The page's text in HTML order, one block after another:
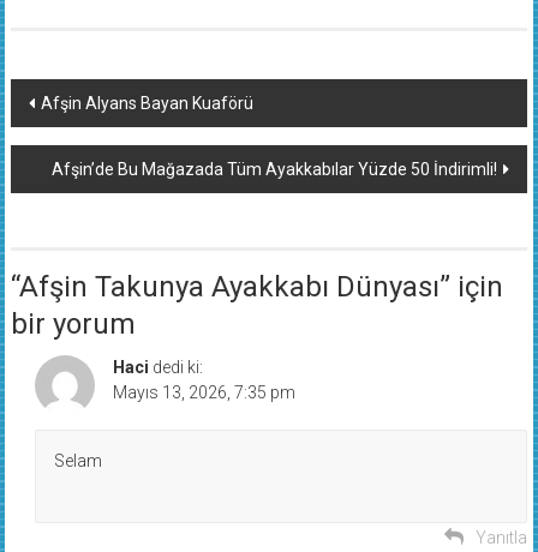
Yazı
dolaşımı
Afşin Alyans Bayan Kuaförü
Afşin’de Bu Mağazada Tüm Ayakkabılar Yüzde 50 İndirimli!
“Afşin Takunya Ayakkabı Dünyası” için
bir yorum
Haci dedi ki:
Mayıs 13, 2026, 7:35 pm
Selam
Yanıtla